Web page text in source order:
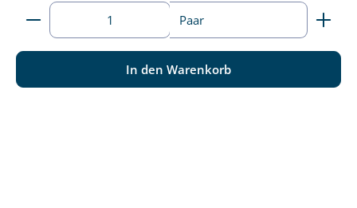
Produkt Anzahl: Gib den gewünschten Wert ein
Paar
In den Warenkorb